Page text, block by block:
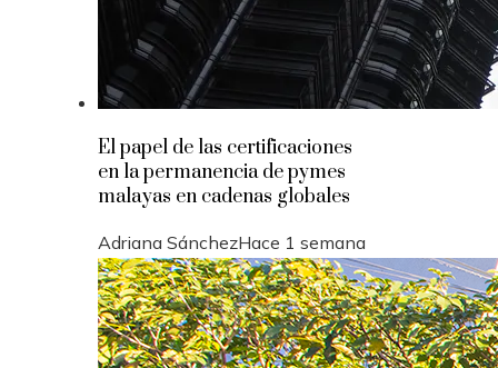
El papel de las certificaciones
en la permanencia de pymes
malayas en cadenas globales
Adriana SánchezHace 1 semana